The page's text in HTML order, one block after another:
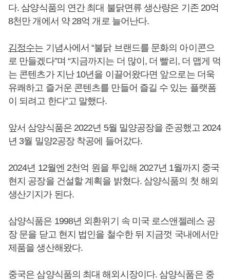
다. 삼양식품의 연간 최대 불닭면류 생산량은 기존 20억
8천만 개에서 약 28억 개로 늘어난다.
김정수는 기념사에서 “불닭 브랜드를 문화의 아이콘으
로 만들겠다”며 “지금까지는 더 많이, 더 빨리, 더 맵게 먹
는 콘텐츠가 지난 10년을 이끌어왔다면 앞으로는 더욱
유쾌하고 즐거운 콘텐츠를 만들어 즐길 수 있는 플랫폼
이 되려고 한다”고 말했다.
앞서 삼양식품은 2022년 5월 밀양공장을 준공했고 2024
년 3월 밀양2공장 착공에 들어갔다.
2024년 12월엔 2천억 원을 투입해 2027년 1월까지 중국
현지 공장을 건설할 계획을 밝혔다. 삼양식품의 첫 해외
생산기지가 된다.
삼양식품은 1998년 외환위기 속 미국 로스앤젤레스 공
장 문을 닫고 현지 법인을 철수한 뒤 지금껏 국내에서만
제품을 생산해왔다.
중국은 삼양식품의 최대 해외시장이다. 삼양식품은 중